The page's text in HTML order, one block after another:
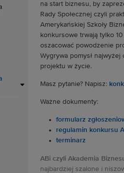
na start biznesu, by
Rady Społecznej czyli
Amerykańskiej Szkoły
konkursowe trwają tylko
oszacować powodzenie
Wygrywa pomysł
projektu w życie.
Masz pytanie? Napisz:
Ważne dokumenty:
formularz
regulamin konkursu
terminarz
ABi czyli Akademia
najbardziej szalone i